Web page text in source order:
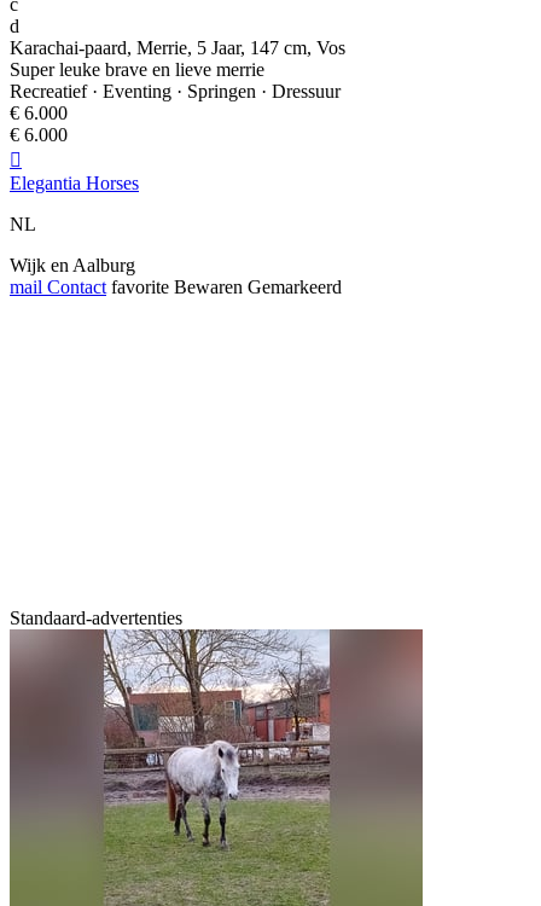
c
d
Karachai-paard, Merrie, 5 Jaar, 147 cm, Vos
Super leuke brave en lieve merrie
Recreatief · Eventing · Springen · Dressuur
€ 6.000
€ 6.000

Elegantia Horses
NL
Wijk en Aalburg
mail Contact favorite Bewaren Gemarkeerd
Standaard-advertenties